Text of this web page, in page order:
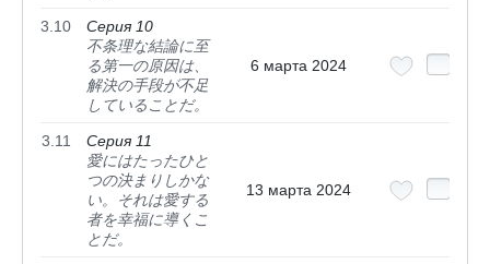
3.10
Серия 10
不条理な結論に至
る第一の原因は、
解決の手段が不足
していることだ。
6 марта 2024
3.11
Серия 11
愛にはたったひと
つの決まりしかな
い。それは愛する
者を幸福に導くこ
とだ。
13 марта 2024